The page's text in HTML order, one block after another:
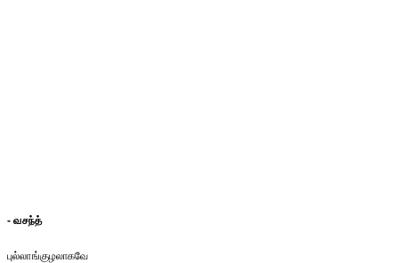
- வசந்த்
புல்லாங்குழலாகவே